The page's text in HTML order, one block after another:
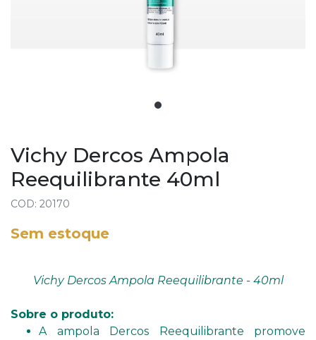
Vichy Dercos Ampola
Reequilibrante 40ml
COD: 20170
Sem estoque
Vichy Dercos Ampola Reequilibrante - 40ml
Sobre o produto:
A ampola Dercos Reequilibrante promove